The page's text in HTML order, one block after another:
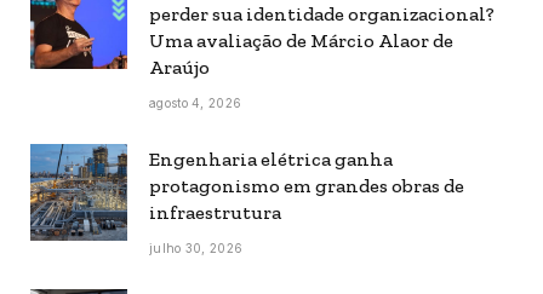
perder sua identidade organizacional?
Uma avaliação de Márcio Alaor de
Araújo
agosto 4, 2026
Engenharia elétrica ganha
protagonismo em grandes obras de
infraestrutura
julho 30, 2026